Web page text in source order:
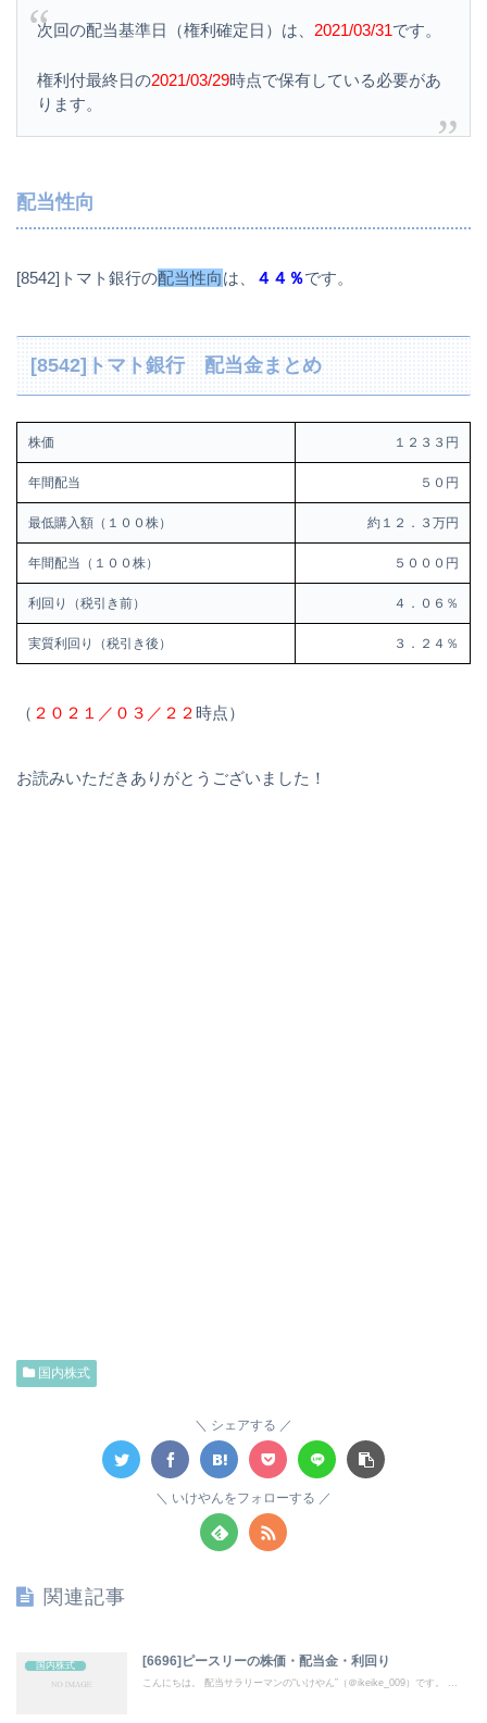
次回の配当基準日（権利確定日）は、 2021/03/31です。
権利付最終日の2021/03/29時点で保有している必要があ
ります。
配当性向
[8542]トマト銀行の配当性向は、 ４４％です。
[8542]トマト銀行 配当金まとめ
株価 １２３３円
年間配当 ５０円
最低購入額（１００株） 約１２．３万円
年間配当（１００株） ５０００円
利回り（税引き前） ４．０６％
実質利回り（税引き後） ３．２４％
（ ２０２１／０３／２２時点）
お読みいただきありがとうございました！
国内株式
シェアする
いけやんをフォローする
関連記事
国内株式 [6696]ピースリーの株価・配当金・利回り
こんにちは。 配当サラリーマンの“いけやん”（＠ikeike_009）です。 ...